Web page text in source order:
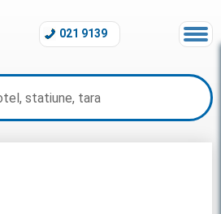
021 9139